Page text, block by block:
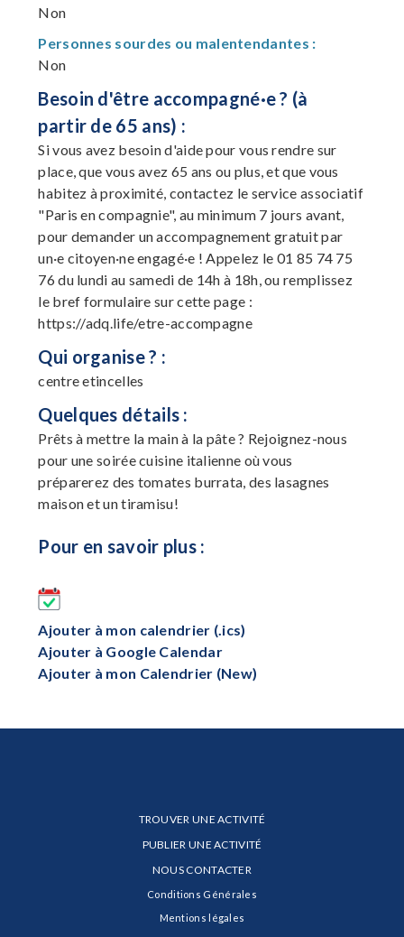
Non
Personnes sourdes ou malentendantes :
Non
Besoin d'être accompagné·e ? (à
partir de 65 ans) :
Si vous avez besoin d'aide pour vous rendre sur
place, que vous avez 65 ans ou plus, et que vous
habitez à proximité, contactez le service associatif
"Paris en compagnie", au minimum 7 jours avant,
pour demander un accompagnement gratuit par
un·e citoyen·ne engagé·e ! Appelez le 01 85 74 75
76 du lundi au samedi de 14h à 18h, ou remplissez
le bref formulaire sur cette page :
https://adq.life/etre-accompagne
Qui organise ? :
centre etincelles
Quelques détails :
Prêts à mettre la main à la pâte ? Rejoignez-nous
pour une soirée cuisine italienne où vous
préparerez des tomates burrata, des lasagnes
maison et un tiramisu!
Pour en savoir plus :
Ajouter à mon calendrier (.ics)
Ajouter à Google Calendar
Ajouter à mon Calendrier (New)
TROUVER UNE ACTIVITÉ
PUBLIER UNE ACTIVITÉ
NOUS CONTACTER
Conditions Générales
Mentions légales